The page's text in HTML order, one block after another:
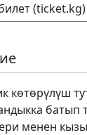
(ticket.kg)
көтөрүлүш
батып
менен